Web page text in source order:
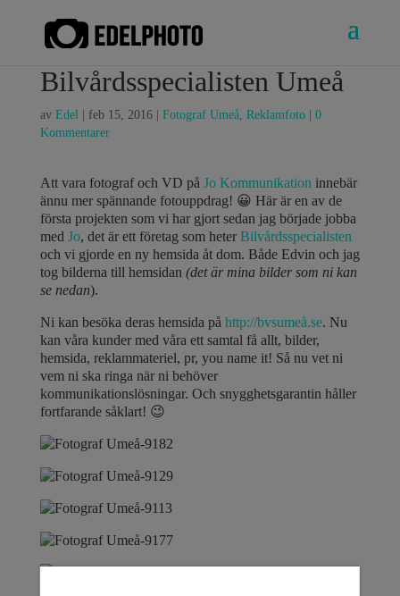
Bilvårdsspecialisten Umeå
av Edel| feb 15, 2016| Fotograf Umeå, Reklamfoto| 0
Kommentarer
Att vara fotograf och VD på Jo Kommunikation innebär
ännu mer spännande fotouppdrag! 😀 Här är en av de
första projekten som vi har gjort sedan jag började jobba
med Jo, det är ett företag som heter Bilvårdsspecialisten
och vi gjorde en ny hemsida åt dom. Både Edvin och jag
tog bilderna till hemsidan (det är mina bilder som ni kan
se nedan).
Ni kan besöka deras hemsida på http://bvsumeå.se. Nu
kan våra kunder med våra ett samtal få allt, bilder,
hemsida, reklammateriel, pr, you name it! Så nu vet ni
vem ni ska ringa när ni behöver
kommunikationslösningar. Och snygghetsgarantin håller
fortfarande såklart! 😉